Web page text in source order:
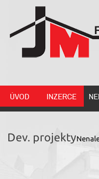
ÚVOD INZERCE
Dev. projekty